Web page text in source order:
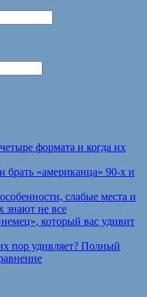
формата и когда их
брать «американца» 90-х и
слабые места и
знают не все
который вас удивит
пор удивляет? Полный